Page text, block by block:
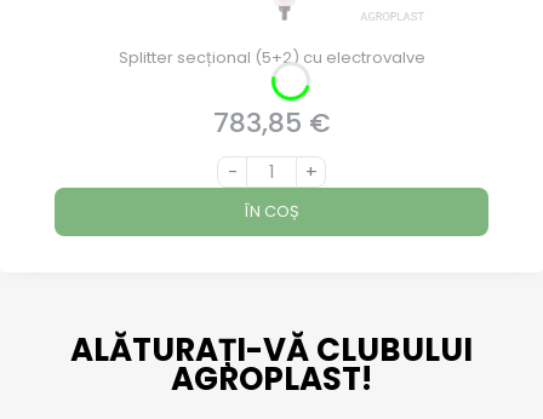
Splitter secțional (5+2) cu electrovalve
Preț
783,85 €
- +
ÎN COȘ
ALĂTURAȚI-VĂ CLUBULUI
AGROPLAST!